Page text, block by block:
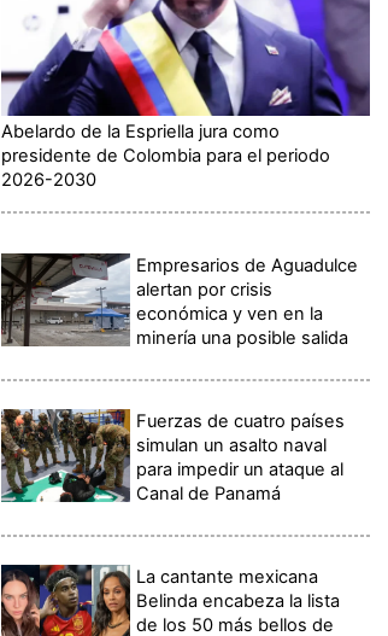
Abelardo de la Espriella jura como
presidente de Colombia para el periodo
2026-2030
Empresarios de Aguadulce
alertan por crisis
económica y ven en la
minería una posible salida
Fuerzas de cuatro países
simulan un asalto naval
para impedir un ataque al
Canal de Panamá
La cantante mexicana
Belinda encabeza la lista
de los 50 más bellos de